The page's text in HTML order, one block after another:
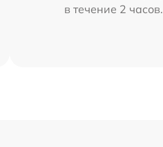
в течение 2 часов.